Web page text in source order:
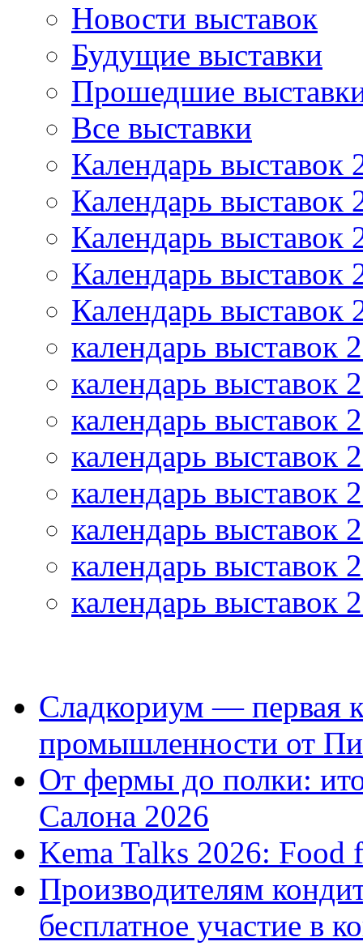
Новости выставок
Будущие выставки
Прошедшие
Все выставки
Календарь выставок
Календарь выставок
Календарь выставок
Календарь выставок
Календарь выставок
календарь выставок
календарь выставок
календарь выставок
календарь выставок
календарь выставок
календарь выставок
календарь выставок
календарь выставок
Сладкориум — первая
промышленности от
От фермы до полки:
Салона 2026
Kema Talks 2026: Fооd
Производителям
бесплатное участие в